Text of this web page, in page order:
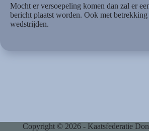
Mocht er versoepeling komen dan zal er
bericht plaatst worden. Ook met
wedstrijden.
Copyright © 2026 - Kaatsfederatie